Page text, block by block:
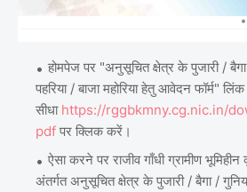
होमपेज पर "अनुसूचित क्षेत्र के पुजारी /
पहरिया / बाजा महोरिया हेतु आवेदन फॉर्म" लिंक
सीधा https://rggbkmny.cg.nic.in/
pdf पर क्लिक करें।
ऐसा करने पर राजीव गाँधी ग्रामीण
अंतर्गत अनुसूचित क्षेत्र के पुजारी / बैगा /